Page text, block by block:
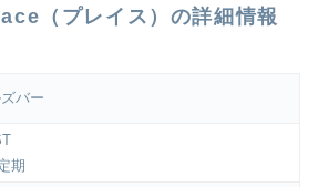
（プレイス）の詳細情報
バー
期